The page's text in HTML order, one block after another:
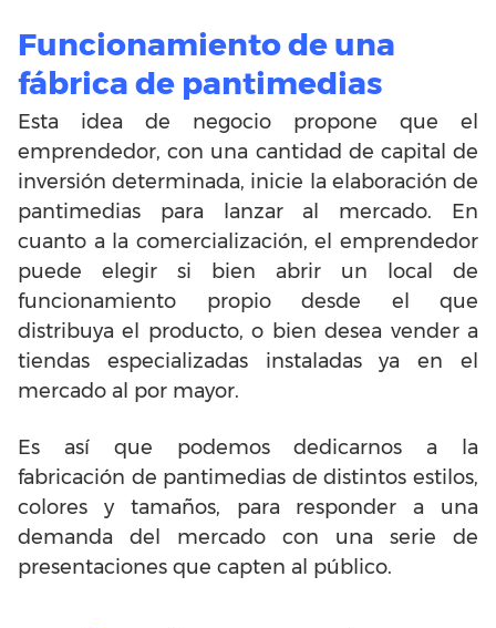
Funcionamiento de una
fábrica de pantimedias
Esta idea de negocio propone que el
emprendedor, con una cantidad de capital de
inversión determinada, inicie la elaboración de
pantimedias para lanzar al mercado. En
cuanto a la comercialización, el emprendedor
puede elegir si bien abrir un local de
funcionamiento propio desde el que
distribuya el producto, o bien desea vender a
tiendas especializadas instaladas ya en el
mercado al por mayor.
Es así que podemos dedicarnos a la
fabricación de pantimedias de distintos estilos,
colores y tamaños, para responder a una
demanda del mercado con una serie de
presentaciones que capten al público.